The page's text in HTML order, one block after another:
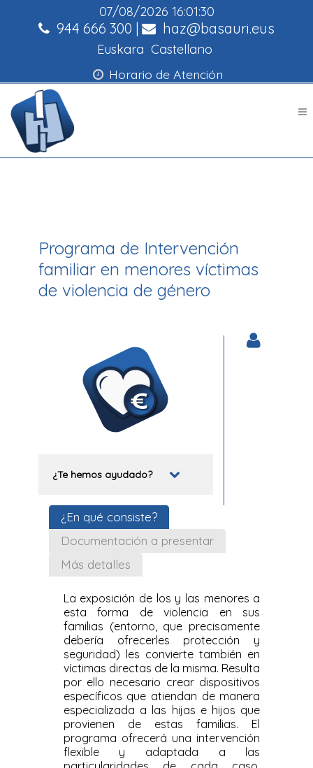
07/08/2026 16:01:30
944 666 300 | haz@basauri.eus
Euskara Castellano
Horario de Atención